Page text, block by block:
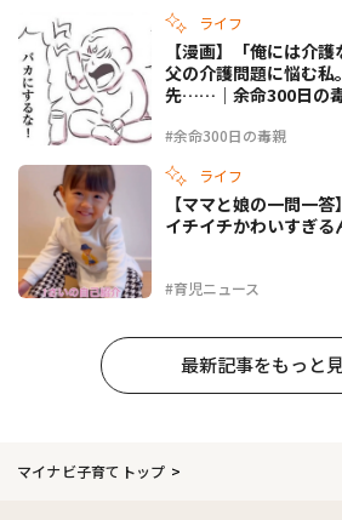
ライフ
#余命300日の毒親
【漫画】「俺には介
父の介護問題に悩む
先……｜余命300日の
ライフ
#育児ニュース
【ママと娘の一問一
イチイチかわいすぎる
最新記事をもっと
マイナビ子育てトップ